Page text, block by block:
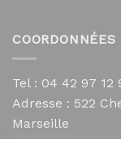
COORDONNÉES
Tel : 04 42 97 12
Adresse : 522
Marseille